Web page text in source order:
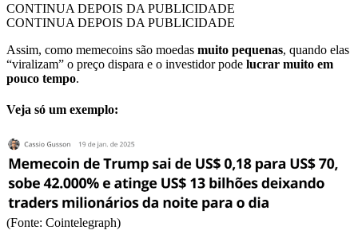
CONTINUA DEPOIS DA PUBLICIDADE
CONTINUA DEPOIS DA PUBLICIDADE
Assim, como memecoins são moedas muito pequenas, quando elas
“viralizam” o preço dispara e o investidor pode lucrar muito em
pouco tempo.
Veja só um exemplo:
(Fonte: Cointelegraph)